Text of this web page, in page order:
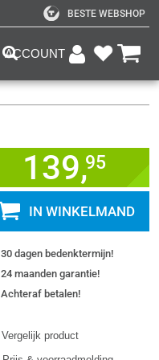
BESTE WEBSHOP
ACCOUNT
139,95
IN WINKELMAND
30 dagen bedenktermijn!
24 maanden garantie!
Achteraf betalen!
Vergelijk product